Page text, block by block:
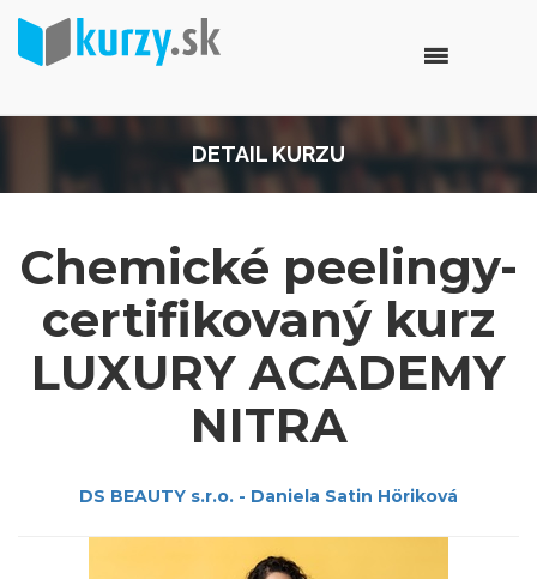
DETAIL KURZU
Chemické peelingy-
certifikovaný kurz
LUXURY ACADEMY
NITRA
DS BEAUTY s.r.o. - Daniela Satin Höriková